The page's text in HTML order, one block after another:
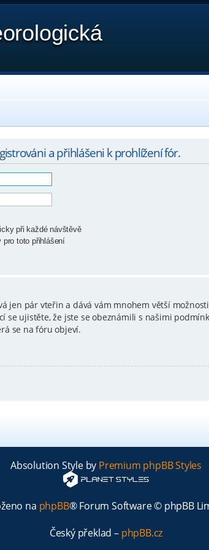
a přihlášeni k prohlížení fór.
při každé návštěvě
toto přihlášení
jen pár vteřin a dává vám mnohem větší
se ujistěte, že jste se obeznámili s našimi
se na fóru objeví.
Absolution Style by Premium phpBB Styles
na phpBB® Forum Software © phpBB
Český překlad – phpBB.cz